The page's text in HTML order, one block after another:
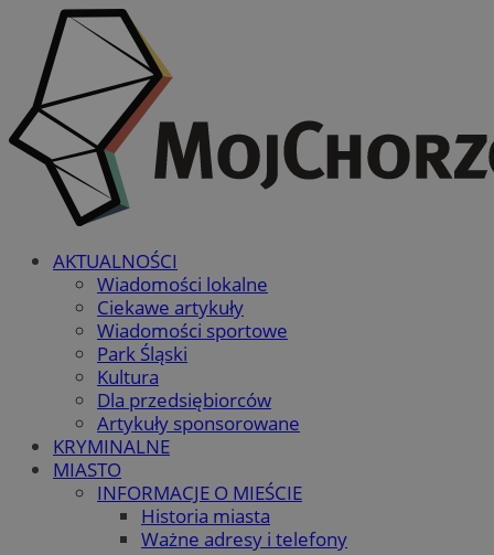
AKTUALNOŚCI
Wiadomości lokalne
Ciekawe artykuły
Wiadomości sportowe
Park Śląski
Kultura
Dla przedsiębiorców
Artykuły sponsorowane
KRYMINALNE
MIASTO
INFORMACJE O MIEŚCIE
Historia miasta
Ważne adresy i telefony